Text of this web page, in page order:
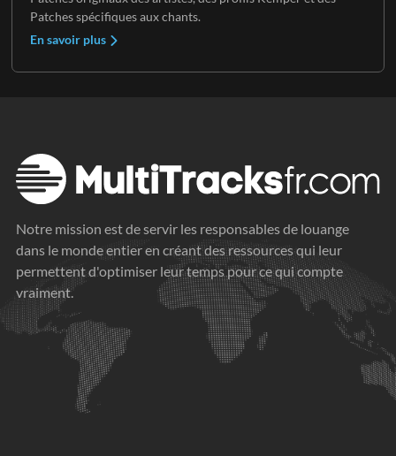
Patches spécifiques aux chants.
En savoir plus
Notre mission est de servir les responsables de louange
dans le monde entier en créant des ressources qui leur
permettent d'optimiser leur temps pour ce qui compte
vraiment.